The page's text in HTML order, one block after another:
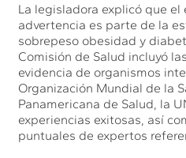
La legisladora explicó que
advertencia es parte de la
sobrepeso obesidad y
Comisión de Salud incluyó
evidencia de organismos
Organización Mundial de la
Panamericana de Salud, la
experiencias exitosas, así
puntuales de expertos